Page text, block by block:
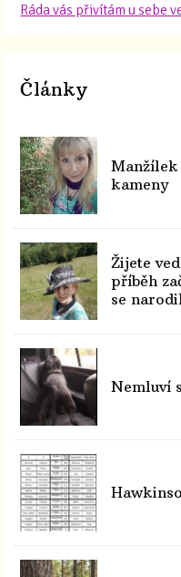
Ráda vás přivítám u sebe
Články
kameny
Žijete
příběh
se
Nemluví